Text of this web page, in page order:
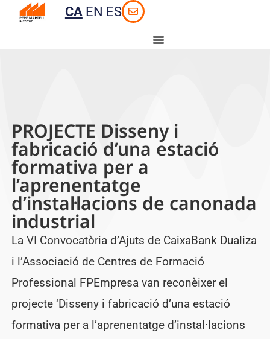
CA EN ES
PROJECTE Disseny i
fabricació d’una estació
formativa per a
l’aprenentatge
d’instal·lacions de canonada
industrial
La VI Convocatòria d’Ajuts de CaixaBank Dualiza
i l’Associació de Centres de Formació
Professional FPEmpresa van reconèixer el
projecte ‘Disseny i fabricació d’una estació
formativa per a l’aprenentatge d’instal·lacions